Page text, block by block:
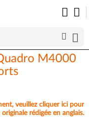
M4000
veuillez cliquer ici pour
rédigée en anglais.